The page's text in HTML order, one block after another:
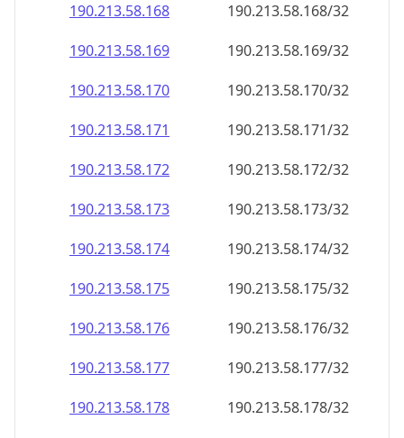
190.213.58.168
190.213.58.168/32
190.213.58.169
190.213.58.169/32
190.213.58.170
190.213.58.170/32
190.213.58.171
190.213.58.171/32
190.213.58.172
190.213.58.172/32
190.213.58.173
190.213.58.173/32
190.213.58.174
190.213.58.174/32
190.213.58.175
190.213.58.175/32
190.213.58.176
190.213.58.176/32
190.213.58.177
190.213.58.177/32
190.213.58.178
190.213.58.178/32